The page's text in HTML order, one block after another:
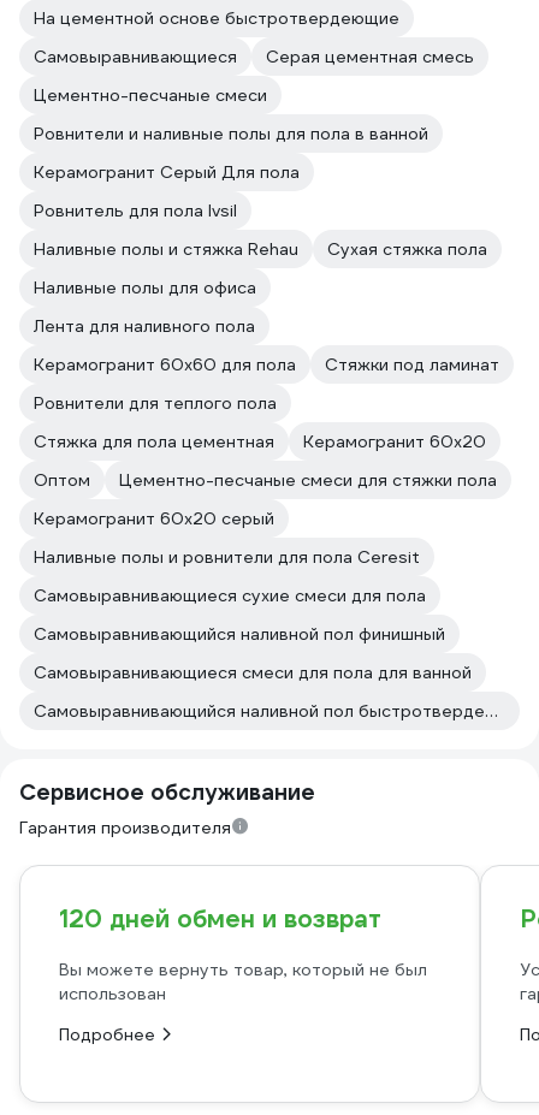
На цементной основе быстротвердеющие
Самовыравнивающиеся
Серая цементная смесь
Цементно-песчаные смеси
Ровнители и наливные полы для пола в ванной
Керамогранит Серый Для пола
Ровнитель для пола Ivsil
Наливные полы и стяжка Rehau
Сухая стяжка пола
Наливные полы для офиса
Лента для наливного пола
Керамогранит 60х60 для пола
Стяжки под ламинат
Ровнители для теплого пола
Стяжка для пола цементная
Керамогранит 60х20
Оптом
Цементно-песчаные смеси для стяжки пола
Керамогранит 60х20 серый
Наливные полы и ровнители для пола Ceresit
Самовыравнивающиеся сухие смеси для пола
Самовыравнивающийся наливной пол финишный
Самовыравнивающиеся смеси для пола для ванной
Самовыравнивающийся наливной пол быстротвердеющий
Сервисное обслуживание
Гарантия производителя
120 дней обмен и возврат
Вы можете вернуть товар, который не был
использован
Подробнее